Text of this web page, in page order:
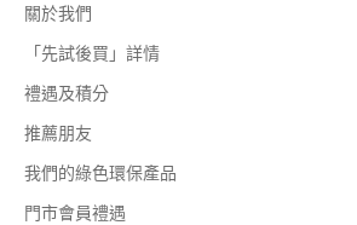
關於我們
「先試後買」詳情
禮遇及積分
推薦朋友
我們的綠色環保產品
門市會員禮遇